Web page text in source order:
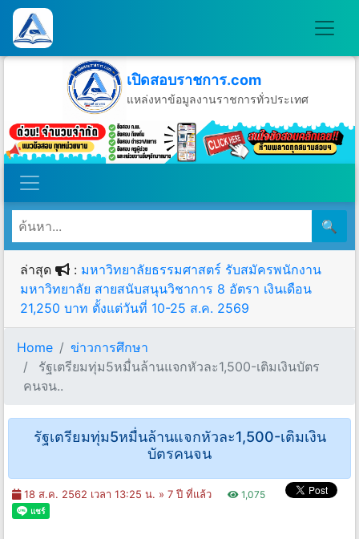
เปิดสอบราชการ.com
แหล่งหาข้อมูลงานราชการทั่วประเทศ
วันศุกร์ที่ 7 เดือนสิงหาคม พ.ศ.2569
🔍
ล่าสุด : มหาวิทยาลัยธรรมศาสตร์ รับสมัครพนักงาน
มหาวิทยาลัย สายสนับสนุนวิชาการ 8 อัตรา เงินเดือน
21,250 บาท ตั้งแต่วันที่ 10-25 ส.ค. 2569
Home
ข่าวการศึกษา
รัฐเตรียมทุ่ม5หมื่นล้านแจกหัวละ1,500-เติมเงินบัตร
คนจน..
รัฐเตรียมทุ่ม5หมื่นล้านแจกหัวละ1,500-เติมเงิน
บัตรคนจน
18 ส.ค. 2562 เวลา 13:25 น. » 7 ปี ที่แล้ว 1,075